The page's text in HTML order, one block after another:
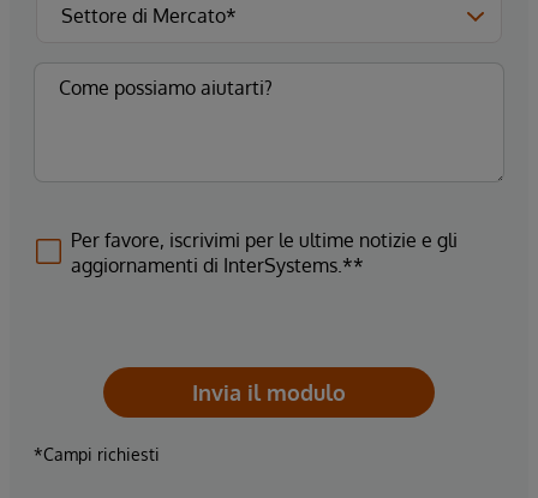
Per favore, iscrivimi per le ultime notizie e gli
aggiornamenti di InterSystems.**
Invia il modulo
*Campi richiesti